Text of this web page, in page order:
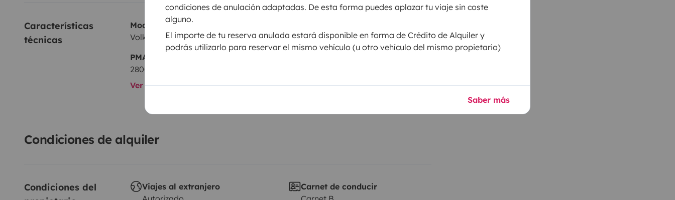
condiciones de anulación adaptadas. De esta forma puedes aplazar tu viaje sin coste
alguno.
El importe de tu reserva anulada estará disponible en forma de Crédito de Alquiler y
podrás utilizarlo para reservar el mismo vehículo (u otro vehículo del mismo propietario)
Saber más
Características
técnicas
Modelo
Volkswagen T5 1,9 l 102 ch
2003
PMA:
2800 kg
Ver todas las características
Condiciones de alquiler
Condiciones del
Viajes al extranjero
Carnet de conducir